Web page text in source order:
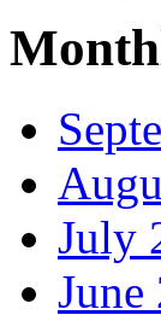
July
June